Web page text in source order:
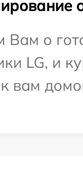
о
о
LG, и
вам